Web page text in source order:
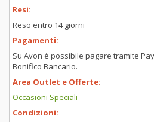
Resi:
Reso entro 14 giorni
Pagamenti:
Su Avon è possibile pagare tramite
Bonifico Bancario.
Area Outlet e Offerte:
Occasioni Speciali
Condizioni: